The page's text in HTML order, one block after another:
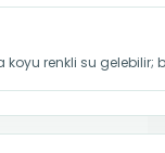
koyu renkli su